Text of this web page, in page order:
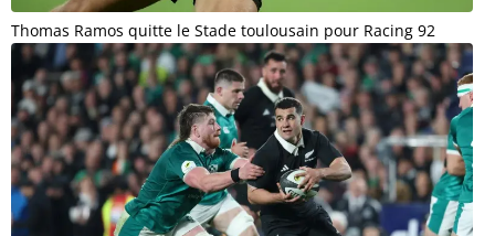
Thomas Ramos quitte le Stade toulousain pour Racing 92